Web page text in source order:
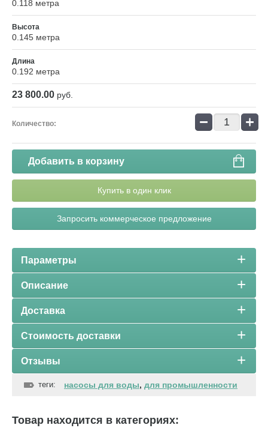
0.118 метра
Высота
0.145 метра
Длина
0.192 метра
23 800.00 руб.
Количество: − +
Добавить в корзину
Купить в один клик
Запросить коммерческое предложение
Параметры
Описание
Доставка
Стоимость доставки
Отзывы
теги: насосы для воды, для промышленности
Товар находится в категориях: